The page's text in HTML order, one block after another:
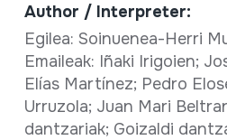
Author / Interpreter:
Egilea: Soinuenea-Herri
Emaileak: Iñaki Irigoien;
Elías Martínez; Pedro
Urruzola; Juan Mari
dantzariak; Goizaldi